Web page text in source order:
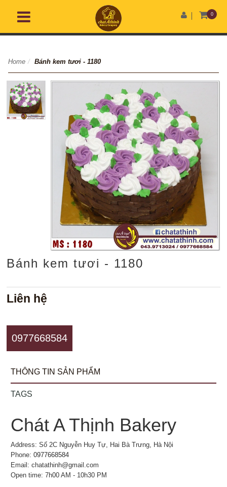
0
Home / Bánh kem tươi - 1180
Bánh kem tươi - 1180
Liên hệ
0977668584
THÔNG TIN SẢN PHẨM
TAGS
Chát A Thịnh Bakery
Address: Số 2C Nguyễn Huy Tự, Hai Bà Trưng, Hà Nội
Phone:0977668584
Email: chatathinh@gmail.com
Open time: 7h00 AM - 10h30 PM